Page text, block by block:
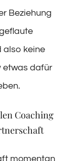
Beziehung
also keine
etwas dafür
Coaching
momentan